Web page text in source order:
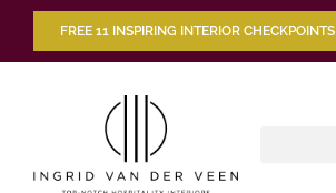
FREE 11 INSPIRING INTERIOR CHECKPOINTS